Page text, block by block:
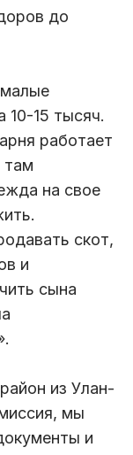
до
10-15 тысяч.
работает
там
на свое
скот,
и
сына
из Улан-
мы
и